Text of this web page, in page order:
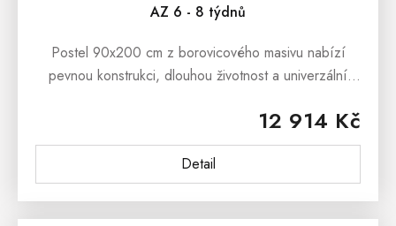
AZ 6 - 8 týdnů
12 914 Kč
Detail
Postel 90x200 cm z borovicového masivu nabízí
pevnou konstrukci, dlouhou životnost a univerzální
rošt zdarma. Matrace není...